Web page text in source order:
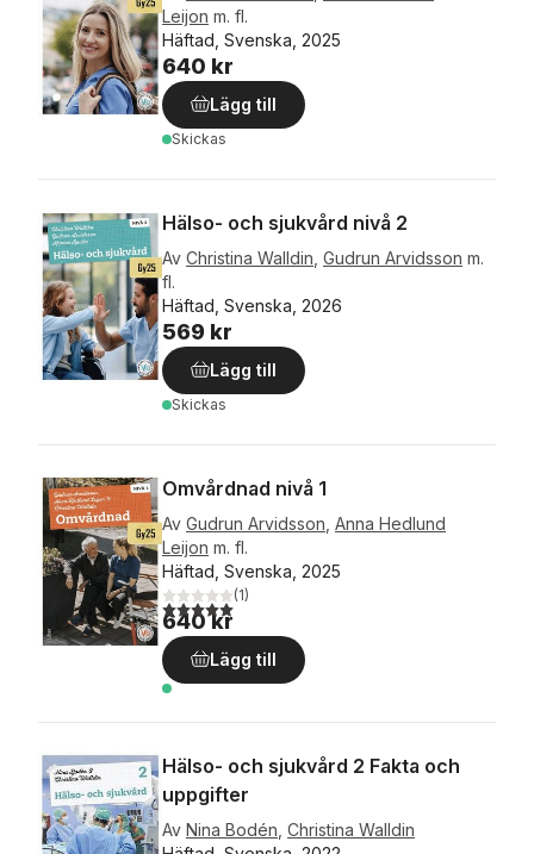
Leijon m. fl.
Häftad, Svenska, 2025
640 kr
Lägg till
Skickas
Hälso- och sjukvård nivå 2
Av Christina Walldin Gudrun Arvidsson m.
fl.
Häftad, Svenska, 2026
569 kr
Lägg till
Skickas
Omvårdnad nivå 1
Av Gudrun Arvidsson Anna Hedlund
Leijon m. fl.
Häftad, Svenska, 2025
5,0utav 5 stjärnor. Totalt antal röster:
(1)
640 kr
Lägg till
Hälso- och sjukvård 2 Fakta och
uppgifter
Av Nina Bodén Christina Walldin